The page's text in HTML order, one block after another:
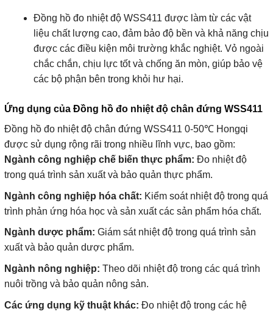
Đồng hồ đo nhiệt độ WSS411 được làm từ các vật
liệu chất lượng cao, đảm bảo độ bền và khả năng chịu
được các điều kiện môi trường khắc nghiệt. Vỏ ngoài
chắc chắn, chịu lực tốt và chống ăn mòn, giúp bảo vệ
các bộ phận bên trong khỏi hư hại.
Ứng dụng của Đồng hồ đo nhiệt độ chân đứng WSS411
Đồng hồ đo nhiệt độ chân đứng WSS411 0-50℃ Hongqi
được sử dụng rộng rãi trong nhiều lĩnh vực, bao gồm:
Ngành công nghiệp chế biến thực phẩm: Đo nhiệt độ
trong quá trình sản xuất và bảo quản thực phẩm.
Ngành công nghiệp hóa chất: Kiểm soát nhiệt độ trong quá
trình phản ứng hóa học và sản xuất các sản phẩm hóa chất.
Ngành dược phẩm: Giám sát nhiệt độ trong quá trình sản
xuất và bảo quản dược phẩm.
Ngành nông nghiệp: Theo dõi nhiệt độ trong các quá trình
nuôi trồng và bảo quản nông sản.
Các ứng dụng kỹ thuật khác: Đo nhiệt độ trong các hệ